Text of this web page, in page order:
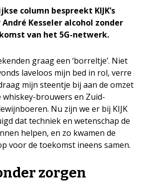
column bespreekt KIJK’s
Kesseler alcohol zonder
van het 5G-netwerk.
graag een ‘borreltje’. Niet
laveloos mijn bed in rol, verre
mijn steentje bij aan de omzet
whiskey-brouwers en Zuid-
Nu zijn we er bij KIJK
dat techniek en wetenschap de
helpen, en zo kwamen de
voor de toekomst ineens samen.
zorgen